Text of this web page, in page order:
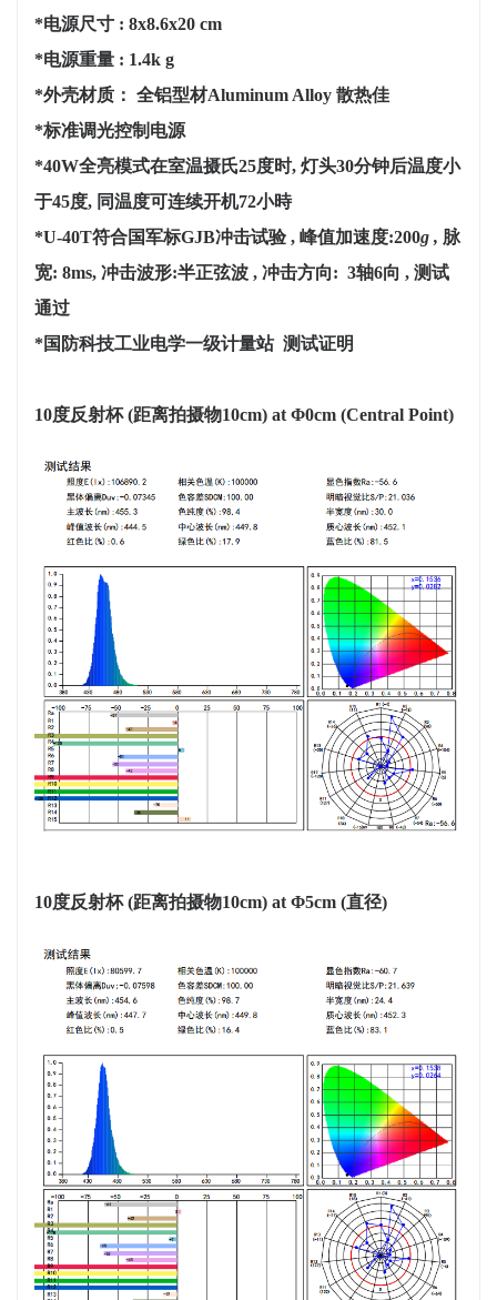
*电源尺寸 : 8x8.6x20 cm
*电源重量 : 1.4k g
*外壳材质： 全铝型材Aluminum Alloy 散热佳
*标准调光控制电源
*40W全亮模式在室温摄氏25度时, 灯头30分钟后温度小
于45度, 同温度可连续开机72小時
*U-40T符合国军标GJB冲击试验 , 峰值加速度:200g , 脉
宽: 8ms, 冲击波形:半正弦波 , 冲击方向: 3轴6向 , 测试
通过
*国防科技工业电学一级计量站 测试证明
10度反射杯 (距离拍摄物10cm) at Φ0cm (Central Point)
10度反射杯 (距离拍摄物10cm) at Φ5cm (直径)